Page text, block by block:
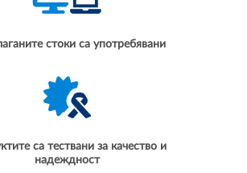
стоки са употребявани
са тествани за качество и
надеждност